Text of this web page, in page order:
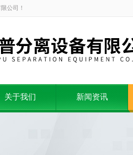
公司！
关于我们 新闻资讯